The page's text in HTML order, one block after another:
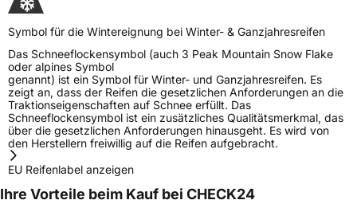
Symbol für die Wintereignung bei Winter- & Ganzjahresreifen
Das Schneeflockensymbol (auch 3 Peak Mountain Snow Flake
oder alpines Symbol
genannt) ist ein Symbol für Winter- und Ganzjahresreifen. Es
zeigt an, dass der Reifen die gesetzlichen Anforderungen an die
Traktionseigenschaften auf Schnee erfüllt. Das
Schneeflockensymbol ist ein zusätzliches Qualitätsmerkmal, das
über die gesetzlichen Anforderungen hinausgeht. Es wird von
den Herstellern freiwillig auf die Reifen aufgebracht.
EU Reifenlabel anzeigen
Ihre Vorteile beim Kauf bei CHECK24